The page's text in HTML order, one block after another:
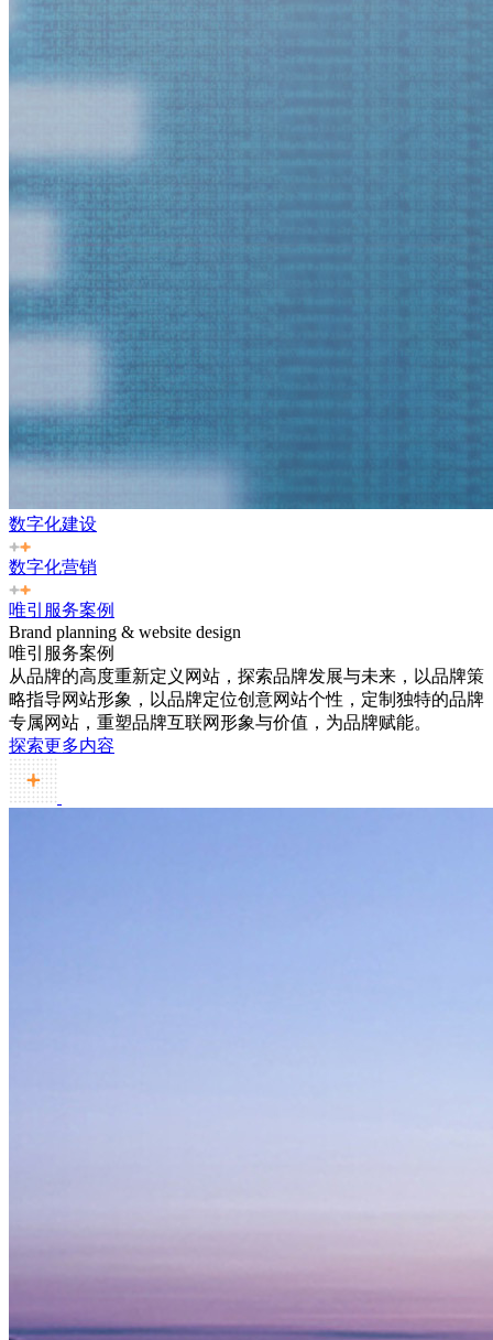
数字化建设
数字化营销
唯引服务案例
Brand planning & website design
唯引服务案例
从品牌的高度重新定义网站，探索品牌发展与未来，以品牌策
略指导网站形象，以品牌定位创意网站个性，定制独特的品牌
专属网站，重塑品牌互联网形象与价值，为品牌赋能。
探索更多内容